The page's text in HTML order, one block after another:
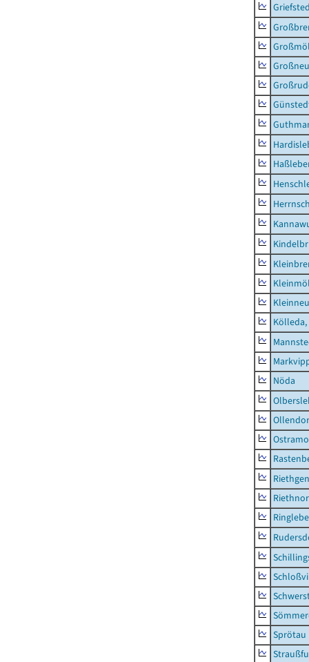
Nöda
Riethgen
Sprötau